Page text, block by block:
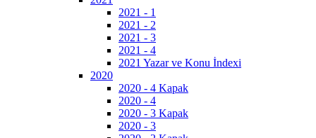
2021 - 1
2021 - 2
2021 - 3
2021 - 4
2021 Yazar ve Konu İndexi
2020
2020 - 4 Kapak
2020 - 4
2020 - 3 Kapak
2020 - 3